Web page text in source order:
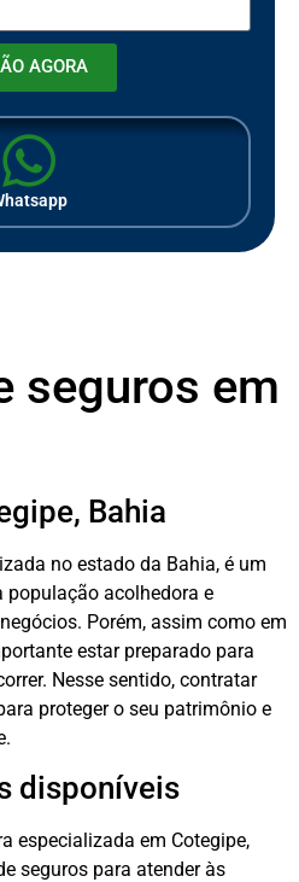
AGORA
seguros em
Bahia
no estado da Bahia, é um
população acolhedora e
Porém, assim como em
estar preparado para
Nesse sentido, contratar
proteger o seu patrimônio e
disponíveis
especializada em Cotegipe,
seguros para atender às